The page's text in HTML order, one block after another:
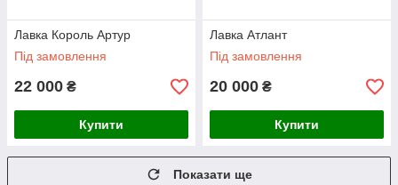
Лавка Король Артур
Під замовлення
22 000 ₴
Купити
Лавка Атлант
Під замовлення
20 000 ₴
Купити
Показати ще